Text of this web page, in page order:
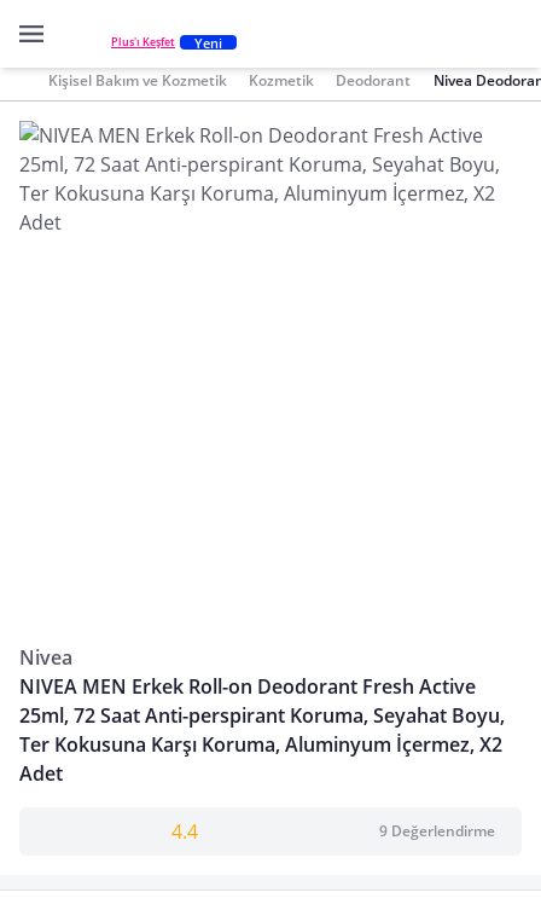
Plus'ı Keşfet Yeni
Kişisel Bakım ve Kozmetik Kozmetik Deodorant Nivea
Nivea
NIVEA MEN Erkek Roll-on Deodorant Fresh Active
25ml, 72 Saat Anti-perspirant Koruma, Seyahat Boyu,
Ter Kokusuna Karşı Koruma, Aluminyum İçermez, X2
Adet
4.4 9 Değerlendirme